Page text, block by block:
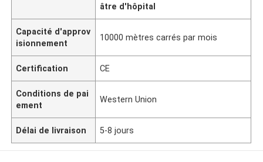
âtre d'hôpital
Capacité d'approv
isionnement
10000 mètres carrés par mois
Certification CE
Conditions de pai
ement
Western Union
Délai de livraison 5-8 jours